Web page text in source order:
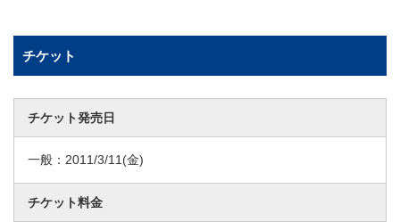
チケット
チケット発売日
一般： 2011/3/11(金)
チケット料金